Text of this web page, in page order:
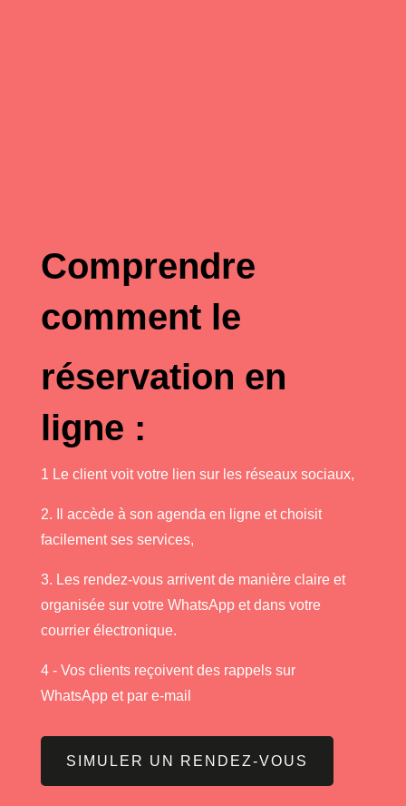
Comprendre
comment le
réservation en
ligne :
1 Le client voit votre lien sur les réseaux sociaux,
2. Il accède à son agenda en ligne et choisit
facilement ses services,
3. Les rendez-vous arrivent de manière claire et
organisée sur votre WhatsApp et dans votre
courrier électronique.
4 - Vos clients reçoivent des rappels sur
WhatsApp et par e-mail
SIMULER UN RENDEZ-VOUS